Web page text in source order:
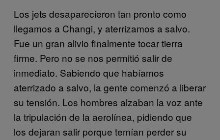
Los jets desaparecieron tan pronto como
llegamos a Changi, y aterrizamos a salvo.
Fue un gran alivio finalmente tocar tierra
firme. Pero no se nos permitió salir de
inmediato. Sabiendo que habíamos
aterrizado a salvo, la gente comenzó a liberar
su tensión. Los hombres alzaban la voz ante
la tripulación de la aerolínea, pidiendo que
los dejaran salir porque temían perder su